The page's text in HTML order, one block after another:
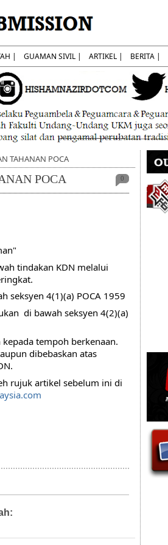
| GUAMAN SIVIL | ARTIKEL | BERITA |
TAHANAN POCA
0
POCA
tindakan KDN melalui
seksyen 4(1)(a) POCA 1959
di bawah seksyen 4(2)(a)
tempoh berkenaan.
dibebaskan atas
rujuk artikel sebelum ini di